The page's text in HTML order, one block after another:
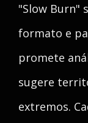
"Slow Burn"
formato e
promete
sugere
extremos.